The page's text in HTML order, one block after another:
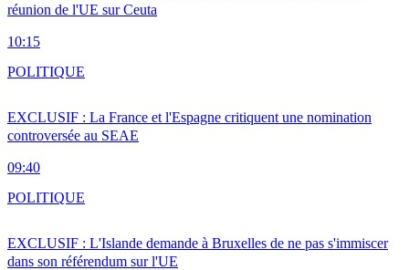
réunion de l'UE sur Ceuta
10:15
EXCLUSIF : La France et l'Espagne critiquent une nomination
controversée au SEAE
09:40
POLITIQUE
EXCLUSIF : L'Islande demande à Bruxelles de ne pas s'immiscer
dans son référendum sur l'UE
POLITIQUE